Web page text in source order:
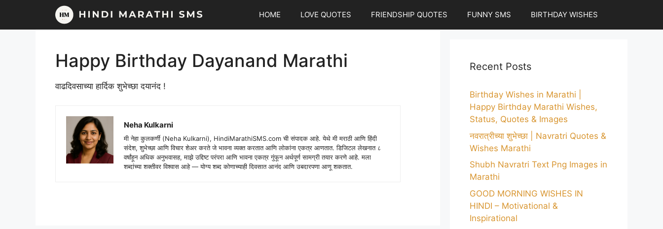
content
HOME LOVE QUOTES FRIENDSHIP QUOTES FUNNY SMS BIRTHDAY WISHES
Happy Birthday Dayanand Marathi
वाढदिवसाच्या हार्दिक शुभेच्छा दयानंद !
Neha Kulkarni
मी नेहा कुलकर्णी (Neha Kulkarni), HindiMarathiSMS.com ची संपादक आहे. येथे मी मराठी आणि हिंदी
संदेश, शुभेच्छा आणि विचार शेअर करते जे भावना व्यक्त करतात आणि लोकांना एकत्र आणतात. डिजिटल लेखनात ८
वर्षांहून अधिक अनुभवासह, माझे उद्दिष्ट परंपरा आणि भावना एकत्र गुंफून अर्थपूर्ण सामग्री तयार करणे आहे. मला
शब्दांच्या शक्तीवर विश्वास आहे — योग्य शब्द कोणाच्याही दिवसात आनंद आणि उबदारपणा आणू शकतात.
Recent Posts
Birthday Wishes in Marathi |
Happy Birthday Marathi Wishes,
Status, Quotes & Images
नवरात्रीच्या शुभेच्छा | Navratri Quotes &
Wishes Marathi
Shubh Navratri Text Png Images in
Marathi
GOOD MORNING WISHES IN
HINDI – Motivational &
Inspirational